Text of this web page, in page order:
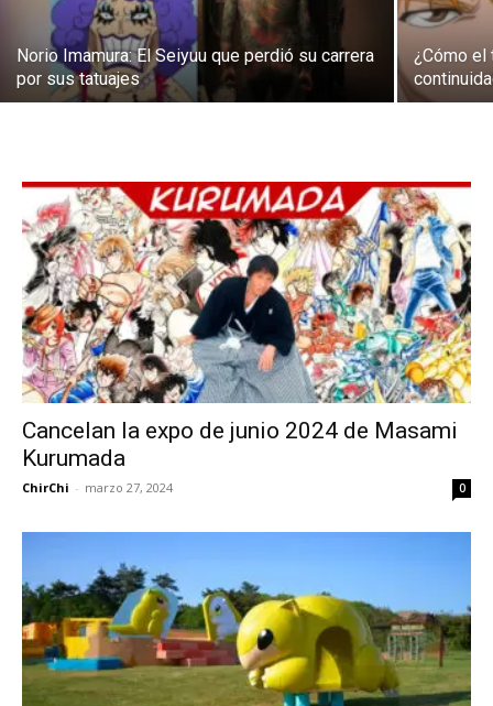
Norio Imamura: El Seiyuu que perdió su carrera
por sus tatuajes
¿Cómo el
Cancelan la expo de junio 2024 de Masami
Kurumada
ChirChi - marzo 27, 2024 0